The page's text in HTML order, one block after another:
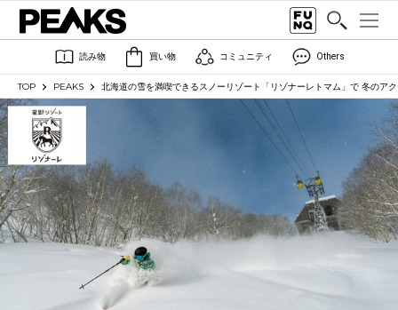
読み物 買い物 コミュニティ Others
TOP PEAKS 北海道の雪を満喫できるスノーリゾート「リゾナーレトマム」で 冬のア